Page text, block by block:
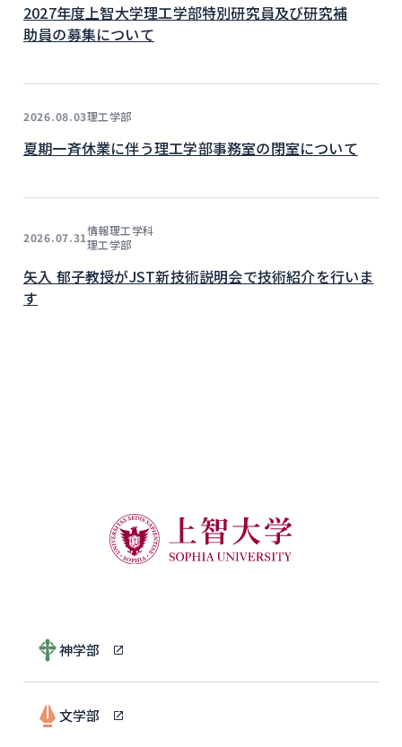
2027年度上智大学理工学部特別研究員及び研究補
助員の募集について
2026.08.03理工学部
夏期一斉休業に伴う理工学部事務室の閉室について
2026.07.31情報理工学科
理工学部
矢入 郁子教授がJST新技術説明会で技術紹介を行いま
す
神学部
文学部